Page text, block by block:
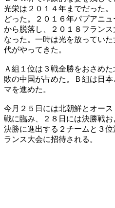
光栄は２０１４年までだった
どった。２０１６年パプアニ
から脱落し、２０１８フラン
なった。一時は光を放ってい
代がやってきた。
Ａ組１位は３戦全勝をおさめ
敗の中国が占めた。Ｂ組は日
マを進めた。
今月２５日には北朝鮮とオー
戦に臨み、２８日には決勝戦お
決勝に進出する２チームと３
ランス大会に招待される。